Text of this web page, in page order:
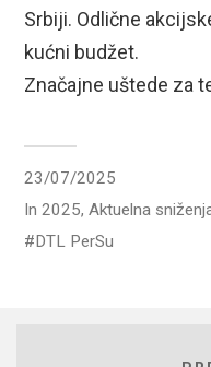
Srbiji. Odlične
kućni budžet.
Značajne uštede za
23/07/2025
In2025,Aktuelna
DTL PerSu